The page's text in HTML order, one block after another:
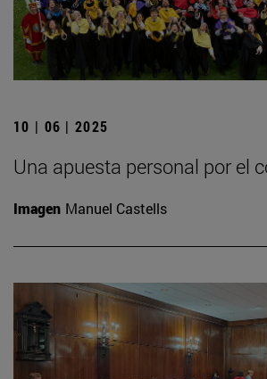
10 | 06 | 2025
Una apuesta personal por el
Imagen Manuel Castells